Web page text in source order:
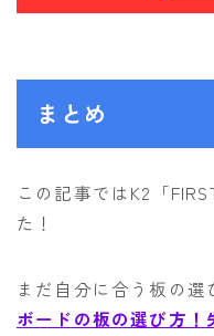
まとめ
この記事ではK2「
た！
まだ自分に合う板の
ボードの板の選び方